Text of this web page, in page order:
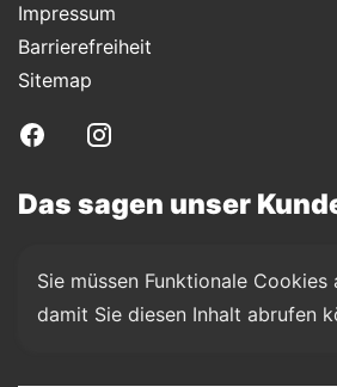
Impressum
Barrierefreiheit
Sitemap
Das sagen unser
Sie müssen Funktionale Cookies
damit Sie diesen Inhalt abrufen